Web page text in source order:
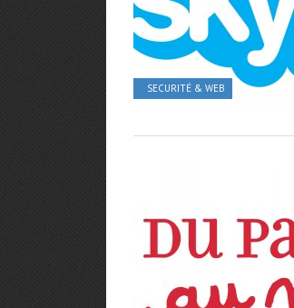
SECURITÉ & WEB